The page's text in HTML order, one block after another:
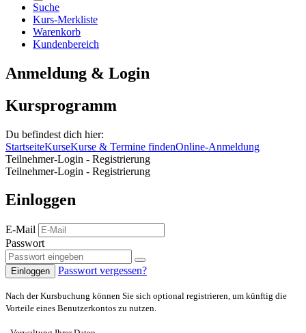
Suche
Kurs-Merkliste
Warenkorb
Kundenbereich
Anmeldung & Login
Kursprogramm
Du befindest dich hier:
StartseiteKurseKurse & Termine findenOnline-Anmeldung
Teilnehmer-Login - Registrierung
Teilnehmer-Login - Registrierung
Einloggen
E-Mail
Passwort
Einloggen Passwort vergessen?
Nach der Kursbuchung können Sie sich optional registrieren, um künftig die
Vorteile eines Benutzerkontos zu nutzen.